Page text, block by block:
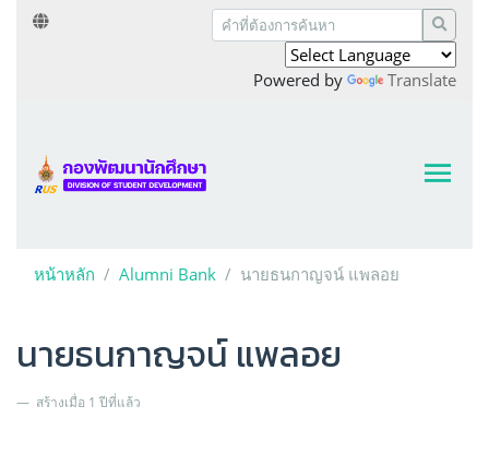
Powered by Translate
หน้าหลัก Alumni Bank นายธนกาญจน์ แพลอย
นายธนกาญจน์ แพลอย
สร้างเมื่อ 1 ปีที่แล้ว